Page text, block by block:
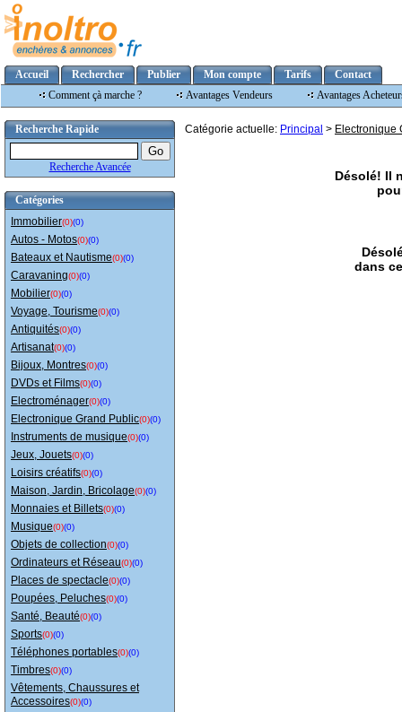
Accueil Rechercher Publier Mon compte Tarifs
Contact
Comment çà marche ?
Avantages Vendeurs Avantages
Recherche Rapide
Recherche Avancée
Catégories
Immobilier(0)(0)
Autos - Motos(0)(0)
Bateaux et Nautisme(0)(0)
Caravaning(0)(0)
Mobilier(0)(0)
Voyage, Tourisme(0)(0)
Antiquités(0)(0)
Artisanat(0)(0)
Bijoux, Montres(0)(0)
DVDs et Films(0)(0)
Electroménager(0)(0)
Electronique Grand Public(0)(0)
Instruments de musique(0)(0)
Jeux, Jouets(0)(0)
Loisirs créatifs(0)(0)
Maison, Jardin, Bricolage(0)(0)
Monnaies et Billets(0)(0)
Musique(0)(0)
Objets de collection(0)(0)
Ordinateurs et Réseau(0)(0)
Places de spectacle(0)(0)
Poupées, Peluches(0)(0)
Santé, Beauté(0)(0)
Sports(0)(0)
Téléphones portables(0)(0)
Timbres(0)(0)
Vêtements, Chaussures et
Accessoires(0)(0)
Catégorie actuelle: Principal > Electronique
Désolé! Il
dans